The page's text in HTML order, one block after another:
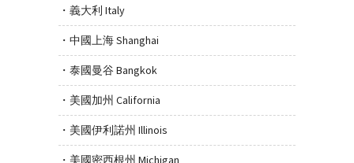
・義大利 Italy
・中國上海 Shanghai
・泰國曼谷 Bangkok
・美國加州 California
・美國伊利諾州 Illinois
・美國密西根州 Michigan